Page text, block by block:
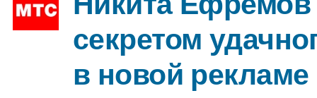
секретом
в новой